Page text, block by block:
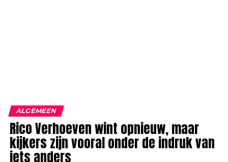
ALGEMEEN
Rico Verhoeven wint opnieuw, maar
kijkers zijn vooral onder de indruk van
iets anders